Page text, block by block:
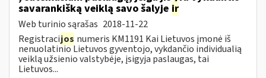
savarankišką veiklą savo šalyje ir
Web turinio sąrašas 2018-11-22
Registracijos numeris KM1191 Kai Lietuvos įmonė iš
nenuolatinio Lietuvos gyventojo, vykdančio individualią
veiklą užsienio valstybėje, įsigyja paslaugas, tai
Lietuvos...